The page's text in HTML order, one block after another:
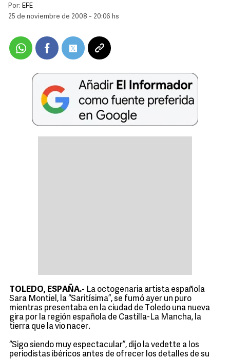
Por: EFE
25 de noviembre de 2008 - 20:06 hs
TOLEDO, ESPAÑA.- La octogenaria artista española
Sara Montiel, la “Saritísima”, se fumó ayer un puro
mientras presentaba en la ciudad de Toledo una nueva
gira por la región española de Castilla-La Mancha, la
tierra que la vio nacer.
“Sigo siendo muy espectacular”, dijo la vedette a los
periodistas ibéricos antes de ofrecer los detalles de su